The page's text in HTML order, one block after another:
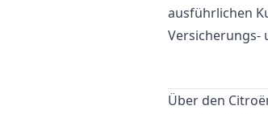
ausführlichen
Versicherungs-
Über den